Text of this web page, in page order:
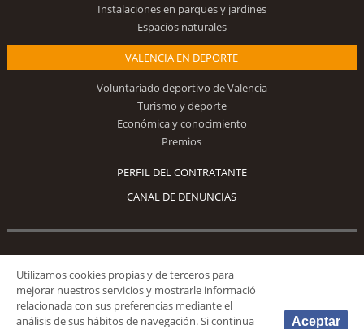
Instalaciones en parques y jardines
Espacios naturales
VALENCIA EN DEPORTE
Voluntariado deportivo de Valencia
Turismo y deporte
Económica y conocimiento
Premios
PERFIL DEL CONTRATANTE
CANAL DE DENUNCIAS
Síguenos
Utilizamos cookies propias y de terceros para
mejorar nuestros servicios y mostrarle informació
relacionada con sus preferencias mediante el
análisis de sus hábitos de navegación. Si continua
Aceptar